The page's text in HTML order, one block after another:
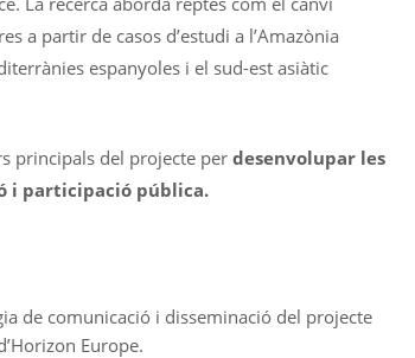
a partir de casos d’estudi a l’Amazònia
espanyoles i el sud-est asiàtic
principals del projecte per desenvolupar les
i participació pública.
de comunicació i disseminació del projecte
Europe.